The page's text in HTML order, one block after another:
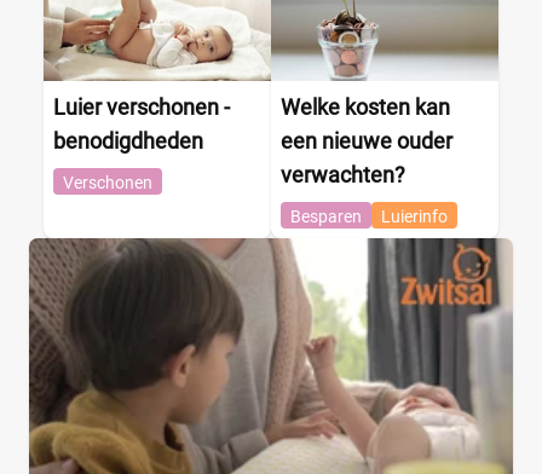
Luier verschonen -
benodigdheden
Verschonen
Welke kosten kan
een nieuwe ouder
verwachten?
Besparen Luierinfo